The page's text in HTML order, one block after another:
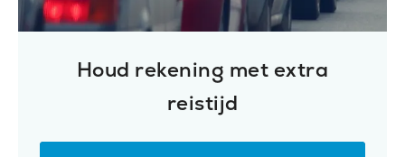
Houd rekening met extra
reistijd